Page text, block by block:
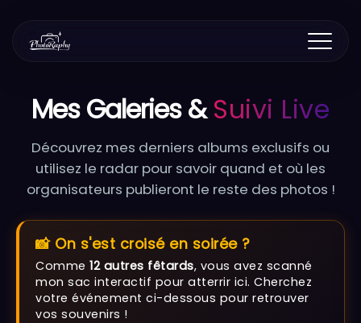
Mes Galeries &Suivi Live
Découvrez mes derniers albums exclusifs ou
utilisez le radar pour savoir quand et où les
organisateurs publieront le reste des photos !
📸 On s'est croisé en soirée ?
Comme 12 autres fêtards, vous avez scanné
mon sac interactif pour atterrir ici. Cherchez
votre événement ci-dessous pour retrouver
vos souvenirs !